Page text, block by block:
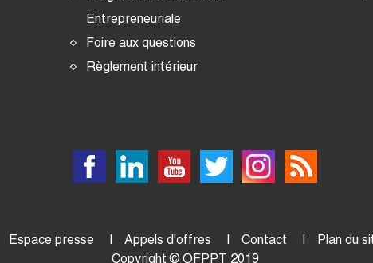
Entrepreneuriale
Foire aux questions
Règlement intérieur
Espace presse Appels d'offres Contact
Plan du
Copyright © OFPPT 2019